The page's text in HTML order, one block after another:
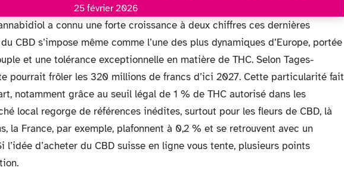
25 février 2026
a connu une forte croissance à deux chiffres ces dernières
CBD s’impose même comme l’une des plus dynamiques d’Europe, portée
et une tolérance exceptionnelle en matière de THC. Selon Tages-
pourrait frôler les 320 millions de francs d’ici 2027. Cette particularité fait
notamment grâce au seuil légal de 1 % de THC autorisé dans les
local regorge de références inédites, surtout pour les fleurs de CBD, là
la France, par exemple, plafonnent à 0,2 % et se retrouvent avec un
d’acheter du CBD suisse en ligne vous tente, plusieurs points